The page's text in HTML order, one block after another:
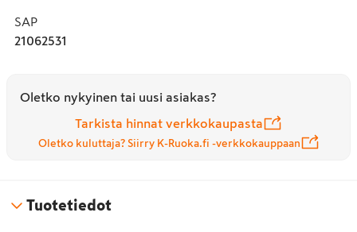
SAP
21062531
Oletko nykyinen tai uusi asiakas?
Tarkista hinnat verkkokaupasta
Oletko kuluttaja? Siirry K-Ruoka.fi -verkkokauppaan
Tuotetiedot